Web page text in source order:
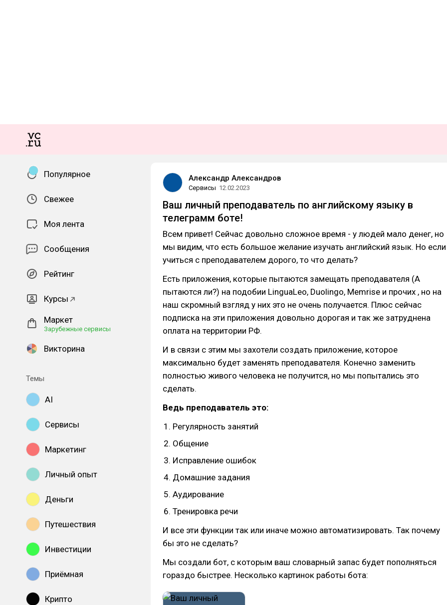
Популярное
Свежее
Моя лента
Сообщения
Рейтинг
Курсы
Маркет
Зарубежные сервисы
Викторина
Темы
AI
Сервисы
Маркетинг
Личный опыт
Деньги
Путешествия
Инвестиции
Приёмная
Крипто
Александр Александров
Сервисы 12.02.2023
Ваш личный преподаватель по английскому языку в
телеграмм боте!
Всем привет! Сейчас довольно сложное время - у людей мало денег, но
мы видим, что есть большое желание изучать английский язык. Но если
учиться с преподавателем дорого, то что делать?
Есть приложения, которые пытаются замещать преподавателя (А
пытаются ли?) на подобии LinguaLeo, Duolingo, Memrise и прочих , но на
наш скромный взгляд у них это не очень получается. Плюс сейчас
подписка на эти приложения довольно дорогая и так же затруднена
оплата на территории РФ.
И в связи с этим мы захотели создать приложение, которое
максимально будет заменять преподавателя. Конечно заменить
полностью живого человека не получится, но мы попытались это
сделать.
Ведь преподаватель это:
Регулярность занятий
Общение
Исправление ошибок
Домашние задания
Аудирование
Тренировка речи
И все эти функции так или иначе можно автоматизировать. Так почему
бы это не сделать?
Мы создали бот, с которым ваш словарный запас будет пополняться
гораздо быстрее. Несколько картинок работы бота: